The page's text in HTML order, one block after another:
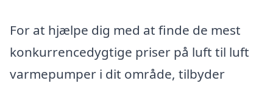
For at hjælpe dig med at finde de mest
konkurrencedygtige priser på luft til luft
varmepumper i dit område, tilbyder